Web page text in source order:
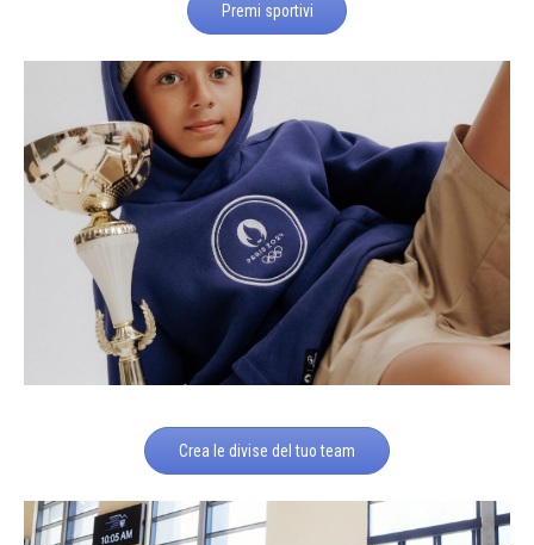
Premi sportivi
Crea le divise del tuo team